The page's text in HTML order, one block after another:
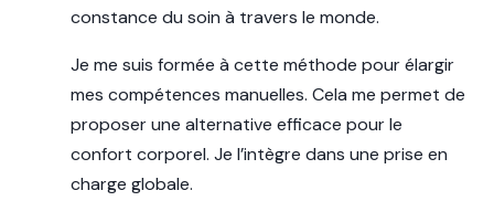
constance du soin à travers le monde.
Je me suis formée à cette méthode pour élargir
mes compétences manuelles. Cela me permet de
proposer une alternative efficace pour le
confort corporel. Je l’intègre dans une prise en
charge globale.